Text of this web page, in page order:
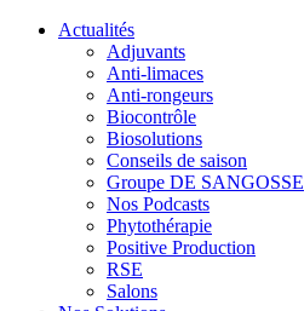
Actualités
Adjuvants
Anti-limaces
Anti-rongeurs
Biocontrôle
Biosolutions
Conseils de saison
Groupe DE SANGOSSE
Nos Podcasts
Phytothérapie
Positive Production
RSE
Salons